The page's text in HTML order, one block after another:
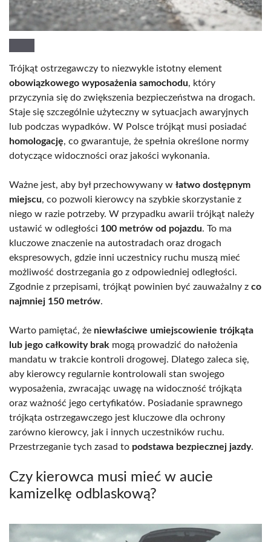
Trójkąt ostrzegawczy to niezwykle istotny element
obowiązkowego wyposażenia samochodu, który
przyczynia się do zwiększenia bezpieczeństwa na drogach.
Staje się szczególnie użyteczny w sytuacjach awaryjnych
lub podczas wypadków. W Polsce trójkąt musi posiadać
homologację, co gwarantuje, że spełnia określone normy
dotyczące widoczności oraz jakości wykonania.
Ważne jest, aby był przechowywany w łatwo dostępnym
miejscu, co pozwoli kierowcy na szybkie skorzystanie z
niego w razie potrzeby. W przypadku awarii trójkąt należy
ustawić w odległości 100 metrów od pojazdu. To ma
kluczowe znaczenie na autostradach oraz drogach
ekspresowych, gdzie inni uczestnicy ruchu muszą mieć
możliwość dostrzegania go z odpowiedniej odległości.
Zgodnie z przepisami, trójkąt powinien być zauważalny z co
najmniej 150 metrów.
Warto pamiętać, że niewłaściwe umiejscowienie trójkąta
lub jego całkowity brak mogą prowadzić do nałożenia
mandatu w trakcie kontroli drogowej. Dlatego zaleca się,
aby kierowcy regularnie kontrolowali stan swojego
wyposażenia, zwracając uwagę na widoczność trójkąta
oraz ważność jego certyfikatów. Posiadanie sprawnego
trójkąta ostrzegawczego jest kluczowe dla ochrony
zarówno kierowcy, jak i innych uczestników ruchu.
Przestrzeganie tych zasad to podstawa bezpiecznej jazdy.
Czy kierowca musi mieć w aucie
kamizelkę odblaskową?